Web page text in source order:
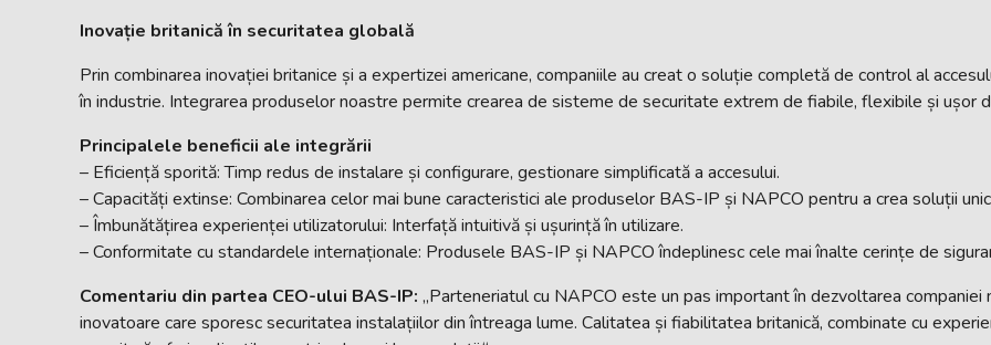
Inovație britanică în securitatea globală
Prin combinarea inovației britanice și a expertizei americane, companiile au creat o soluție completă de control al
în industrie. Integrarea produselor noastre permite crearea de sisteme de securitate extrem de fiabile, flexibile și ușor
Principalele beneficii ale integrării
– Eficiență sporită: Timp redus de instalare și configurare, gestionare simplificată a accesului.
– Capacități extinse: Combinarea celor mai bune caracteristici ale produselor BAS-IP și NAPCO pentru a crea soluții
– Îmbunătățirea experienței utilizatorului: Interfață intuitivă și ușurință în utilizare.
– Conformitate cu standardele internaționale: Produsele BAS-IP și NAPCO îndeplinesc cele mai înalte cerințe de
Comentariu din partea CEO-ului BAS-IP: „Parteneriatul cu NAPCO este un pas important în dezvoltarea companiei
inovatoare care sporesc securitatea instalațiilor din întreaga lume. Calitatea și fiabilitatea britanică, combinate cu